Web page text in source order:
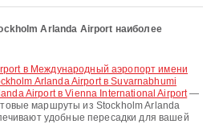
Arlanda Airport наиболее
Arlanda Airport в Suvarnabhumi
Airport в Vienna International Airport—
маршруты из Stockholm Arlanda
удобные пересадки для вашей